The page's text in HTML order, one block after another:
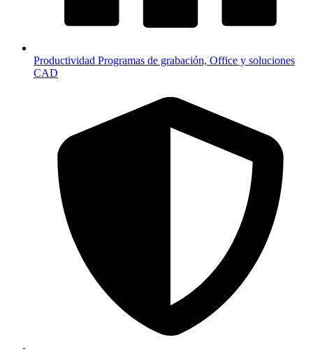
Productividad Programas de grabación, Office y soluciones
CAD